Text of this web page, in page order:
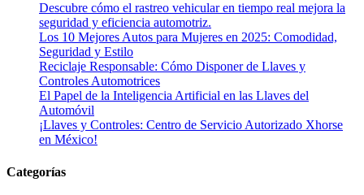
Descubre cómo el rastreo vehicular en tiempo real mejora la
seguridad y eficiencia automotriz.
Los 10 Mejores Autos para Mujeres en 2025: Comodidad,
Seguridad y Estilo
Reciclaje Responsable: Cómo Disponer de Llaves y
Controles Automotrices
El Papel de la Inteligencia Artificial en las Llaves del
Automóvil
¡Llaves y Controles: Centro de Servicio Autorizado Xhorse
en México!
Categorías